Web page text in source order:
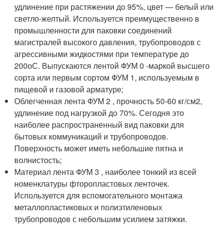
удлинение при растяжении до 95%, цвет — белый или
светло-желтый. Используется преимущественно в
промышленности для паковки соединений
магистралей высокого давления, трубопроводов с
агрессивными жидкостями при температуре до
200оС. Выпускаются лентой ФУМ 0 -маркой высшего
сорта или первым сортом ФУМ 1, используемым в
пищевой и газовой арматуре;
Облегченная лента ФУМ 2 , прочность 50-60 кг/см2,
удлинение под нагрузкой до 70%. Сегодня это
наиболее распространенный вид паковки для
бытовых коммуникаций и трубопроводов.
Поверхность может иметь небольшие пятна и
волнистость;
Материал лента ФУМ 3 , наиболее тонкий из всей
номенклатуры фторопластовых ленточек.
Используется для вспомогательного монтажа
металлопластиковых и полиэтиленовых
трубопроводов с небольшим усилием затяжки.